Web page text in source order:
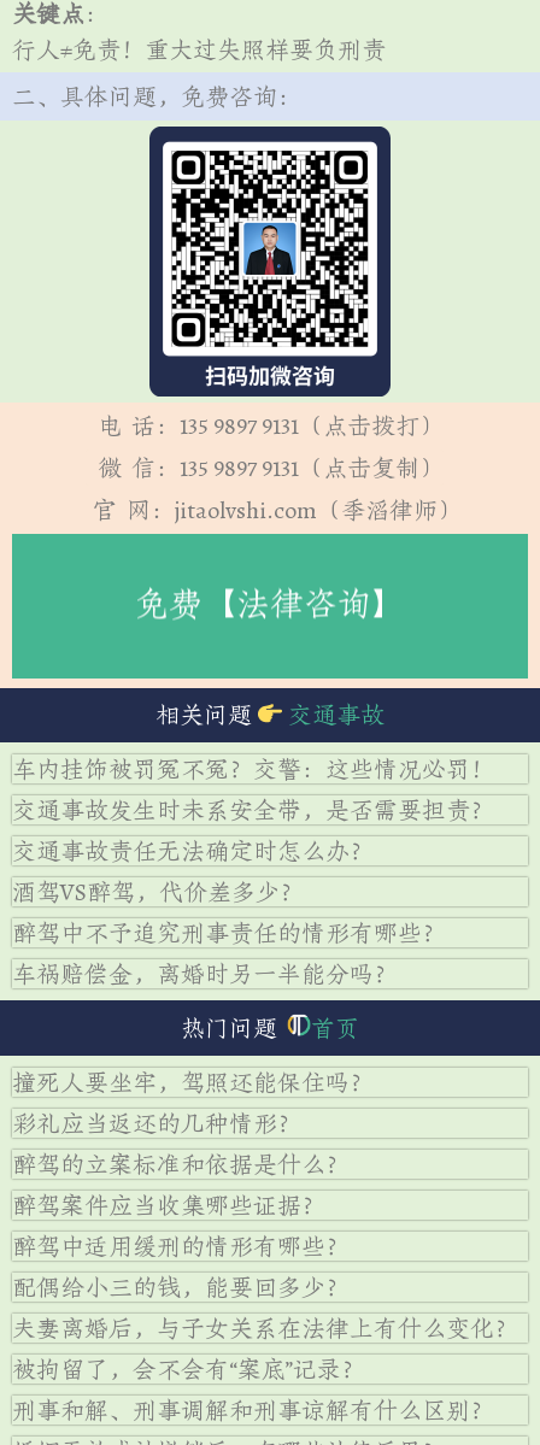
关键点 ：
行人≠免责！重大过失照样要负刑责
二、具体问题，免费咨询：
电 话：135 9897 9131（点击拨打）
微 信：135 9897 9131（点击复制）
官 网：jitaolvshi.com（季滔律师）
免费【法律咨询】
相关问题 交通事故
车内挂饰被罚冤不冤？交警：这些情况必罚！
交通事故发生时未系安全带，是否需要担责？
交通事故责任无法确定时怎么办？
酒驾VS醉驾，代价差多少？
醉驾中不予追究刑事责任的情形有哪些？
车祸赔偿金，离婚时另一半能分吗？
热门问题 首页
撞死人要坐牢，驾照还能保住吗？
彩礼应当返还的几种情形？
醉驾的立案标准和依据是什么？
醉驾案件应当收集哪些证据？
醉驾中适用缓刑的情形有哪些？
配偶给小三的钱，能要回多少？
夫妻离婚后，与子女关系在法律上有什么变化？
被拘留了，会不会有“案底”记录？
刑事和解、刑事调解和刑事谅解有什么区别？